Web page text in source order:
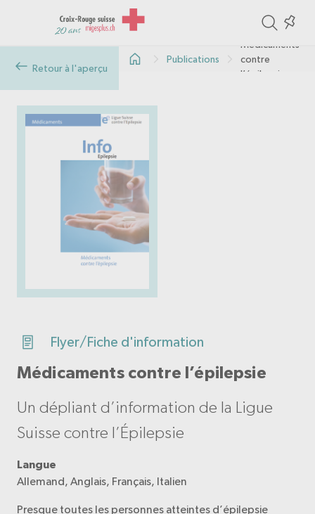
in
Retour à l'aperçu
Publications
Médicaments
contre
l’épilepsie
Flyer/Fiche d'information
Médicaments contre l’épilepsie
Un dépliant d’information de la Ligue
Suisse contre l’Épilepsie
Langue
Allemand, Anglais, Français, Italien
Presque toutes les personnes atteintes d’épilepsie